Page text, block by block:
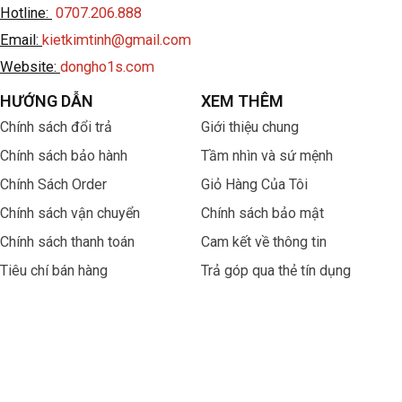
Hotline: 0707.206.888
Email: kietkimtinh@gmail.com
Website: dongho1s.com
HƯỚNG DẪN
Chính sách đổi trả
Chính sách bảo hành
Chính Sách Order
Chính sách vận chuyển
Chính sách thanh toán
Tiêu chí bán hàng
XEM THÊM
Giới thiệu chung
Tầm nhìn và sứ mệnh
Giỏ Hàng Của Tôi
Chính sách bảo mật
Cam kết về thông tin
Trả góp qua thẻ tín dụng